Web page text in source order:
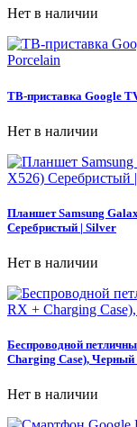
Нет в наличии
ТВ-приставка Google
Нет в наличии
Планшет Samsung
Серебристый | Silver
Нет в наличии
Беспроводной
Charging Case), Черный
Нет в наличии